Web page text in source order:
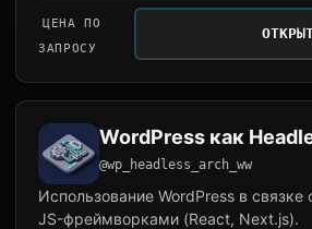
ЦЕНА ПО
ЗАПРОСУ
WordPress как
@wp_headless_arch_ww
Использование WordPress в
JS-фреймворками (React, Next.js).